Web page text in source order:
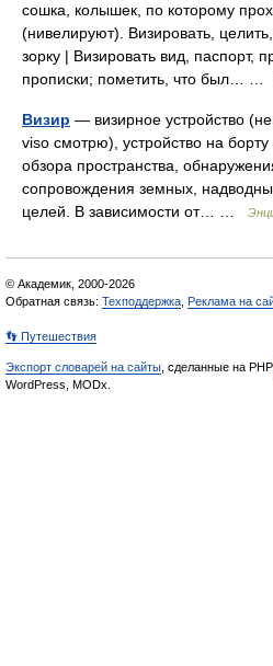
сошка, колышек, по которому
(нивелируют). Визировать,
зорку | Визировать вид, паспорт,
прописки; пометить, что был… …
Визир — визирное устройство
viso смотрю), устройство на
обзора пространства,
сопровождения земных,
целей. В зависимости от… …
© Академик, 2000-2026
Обратная связь: Техподдержка Реклама на
👣 Путешествия
Экспорт словарей на сайты , сделанные на PHP,
WordPress, MODx.